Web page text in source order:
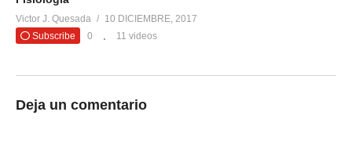
Victor J. Quesada
10 DICIEMBRE, 2017
Subscribe
0 11 videos
Deja un comentario